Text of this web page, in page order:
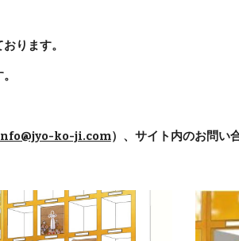
ります。
ko-ji.com）、サイト内のお問い